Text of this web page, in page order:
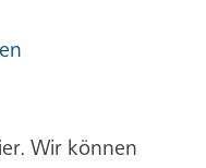
Wir können